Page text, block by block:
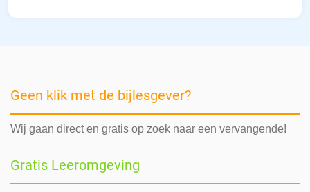
Geen klik met de bijlesgever?
Wij gaan direct en gratis op zoek naar een vervangende!
Gratis Leeromgeving